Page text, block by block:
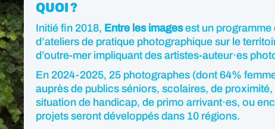
QUOI ?
Initié fin 2018, Entre les imagesest un programme
d’ateliers de pratique photographique sur le
d’outre-mer impliquant des artistes-auteur·es
En 2024-2025, 25 photographes (dont 64%
auprès de publics séniors, scolaires, de
situation de handicap, de primo arrivant·es, ou
projets seront développés dans 10 régions.